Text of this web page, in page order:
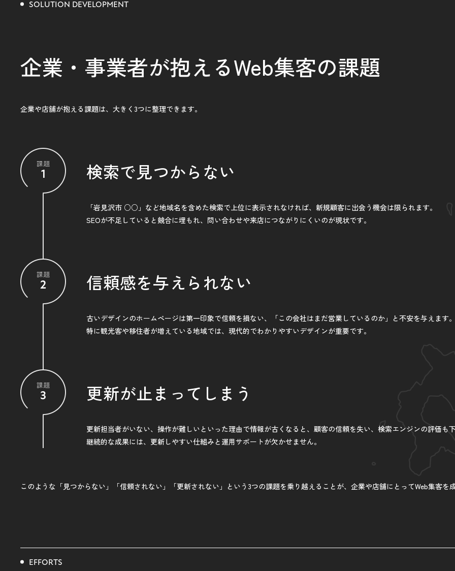
SOLUTION DEVELOPMENT
企業・事業者が抱えるWeb集客の課題
企業や店舗が抱える課題は、大きく3つに整理できます。
課題
1 検索で見つからない
「岩見沢市 ○○」など地域名を含めた検索で上位に表示されなければ、新規顧客に出会う機会は限られます。
SEOが不足していると競合に埋もれ、問い合わせや来店につながりにくいのが現状です。
課題
2 信頼感を与えられない
古いデザインのホームページは第一印象で信頼を損ない、「この会社はまだ営業しているのか」と不安を与えます
特に観光客や移住者が増えている地域では、現代的でわかりやすいデザインが重要です。
課題
3 更新が止まってしまう
更新担当者がいない、操作が難しいといった理由で情報が古くなると、顧客の信頼を失い、検索エンジンの評価も
継続的な成果には、更新しやすい仕組みと運用サポートが欠かせません。
このような「見つからない」「信頼されない」 「更新されない」という3つの課題を乗り越えることが、企業や店舗にとってWeb集客を
EFFORTS